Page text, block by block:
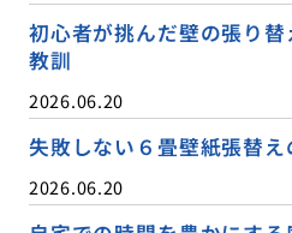
初心者が挑んだ壁の張り
教訓
2026.06.20
失敗しない６畳壁紙張替え
2026.06.20